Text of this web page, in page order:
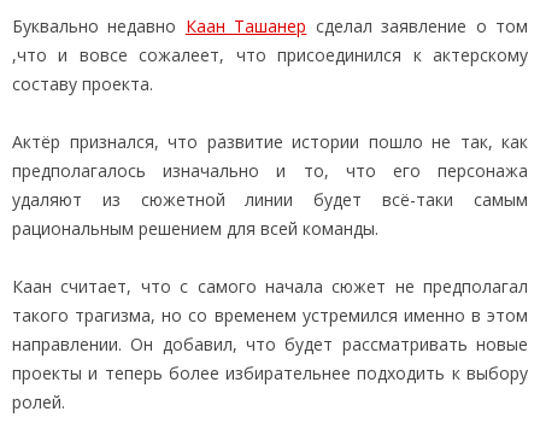
Буквально недавно Каан Ташанер сделал заявление о том
,что и вовсе сожалеет, что присоединился к актерскому
составу проекта.
Актёр признался, что развитие истории пошло не так, как
предполагалось изначально и то, что его персонажа
удаляют из сюжетной линии будет всё-таки самым
рациональным решением для всей команды.
Каан считает, что с самого начала сюжет не предполагал
такого трагизма, но со временем устремился именно в этом
направлении. Он добавил, что будет рассматривать новые
проекты и теперь более избирательнее подходить к выбору
ролей.